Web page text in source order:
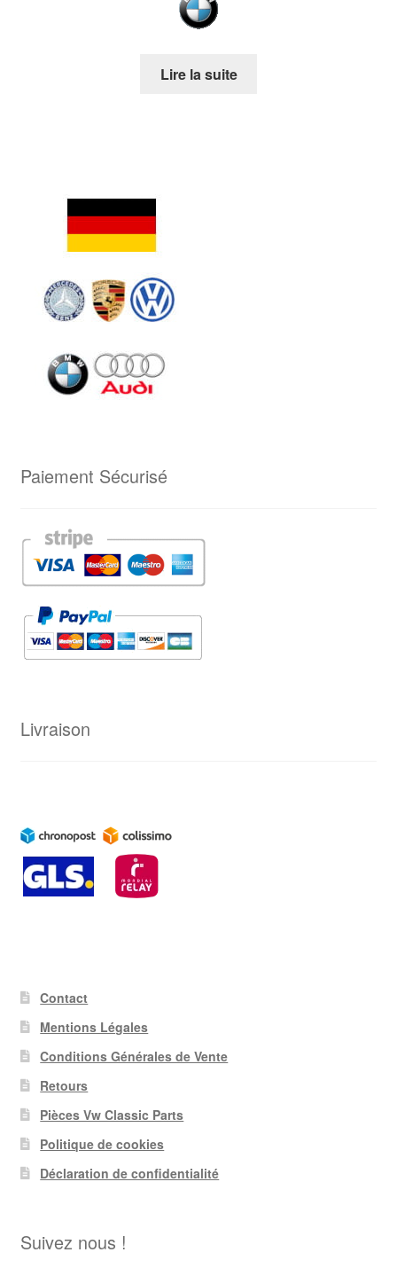
Lire la suite
Paiement Sécurisé
Livraison
Contact
Mentions Légales
Conditions Générales de Vente
Retours
Pièces Vw Classic Parts
Politique de cookies
Déclaration de confidentialité
Suivez nous !